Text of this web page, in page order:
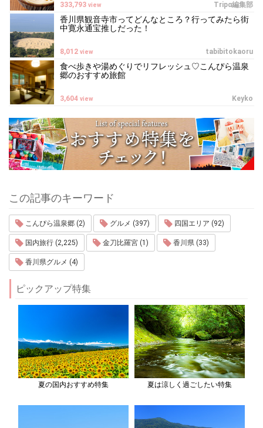
Tripα編集部
333,793 view
香川県観音寺市ってどんなところ？行ってみたら街
中寛永通宝推しだった！
tabibitokaoru
8,012 view
食べ歩きや湯めぐりでリフレッシュ♡こんぴら温泉
郷のおすすめ旅館
Keyko
3,604 view
この記事のキーワード
こんぴら温泉郷 (2) グルメ (397) 四国エリア (92)
国内旅行 (2,225) 金刀比羅宮 (1) 香川県 (33)
香川県グルメ (4)
ピックアップ特集
夏の国内おすすめ特集 夏は涼しく過ごしたい特集